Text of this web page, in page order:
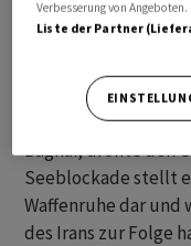
Der Sprecher des
Baghai, drohte den
Seeblockade stellt
Waffenruhe dar und
des Irans zur Folge
Verbesserung von Angeboten.
Liste der Partner